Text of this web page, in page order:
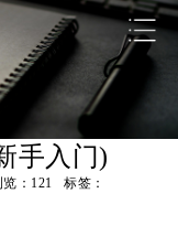
手入门)
： 121 标签：